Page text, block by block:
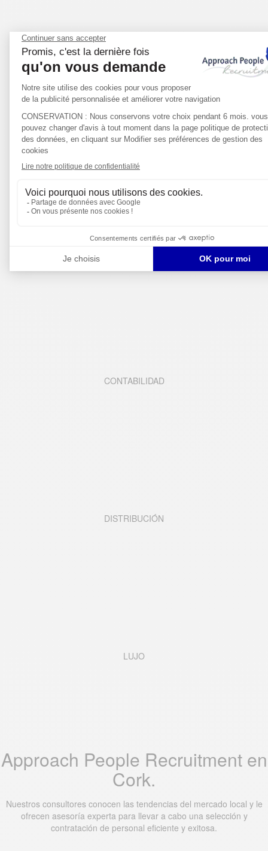
CIENCIAS DE LA VIDA
FINANZAS
CONTABILIDAD
DISTRIBUCIÓN
LUJO
Approach People Recruitment en
Cork.
Nuestros consultores conocen las tendencias del mercado local y le
ofrecen asesoría experta para llevar a cabo una selección y
contratación de personal eficiente y exitosa.